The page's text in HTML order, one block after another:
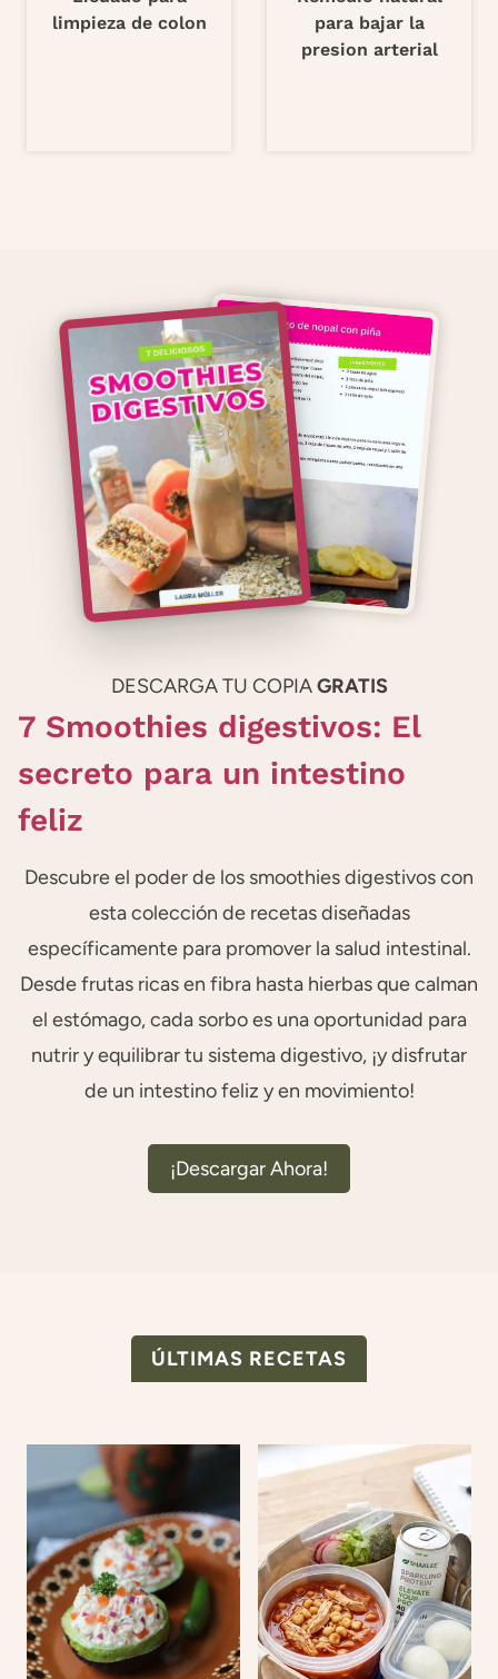
limpieza de colon
para bajar la
presion arterial
DESCARGA TU COPIAGRATIS
7 Smoothies digestivos: El
secreto para un intestino
feliz
Descubre el poder de los smoothies digestivos con
esta colección de recetas diseñadas
específicamente para promover la salud intestinal.
Desde frutas ricas en fibra hasta hierbas que calman
el estómago, cada sorbo es una oportunidad para
nutrir y equilibrar tu sistema digestivo, ¡y disfrutar
de un intestino feliz y en movimiento!
¡Descargar Ahora!
ÚLTIMAS RECETAS